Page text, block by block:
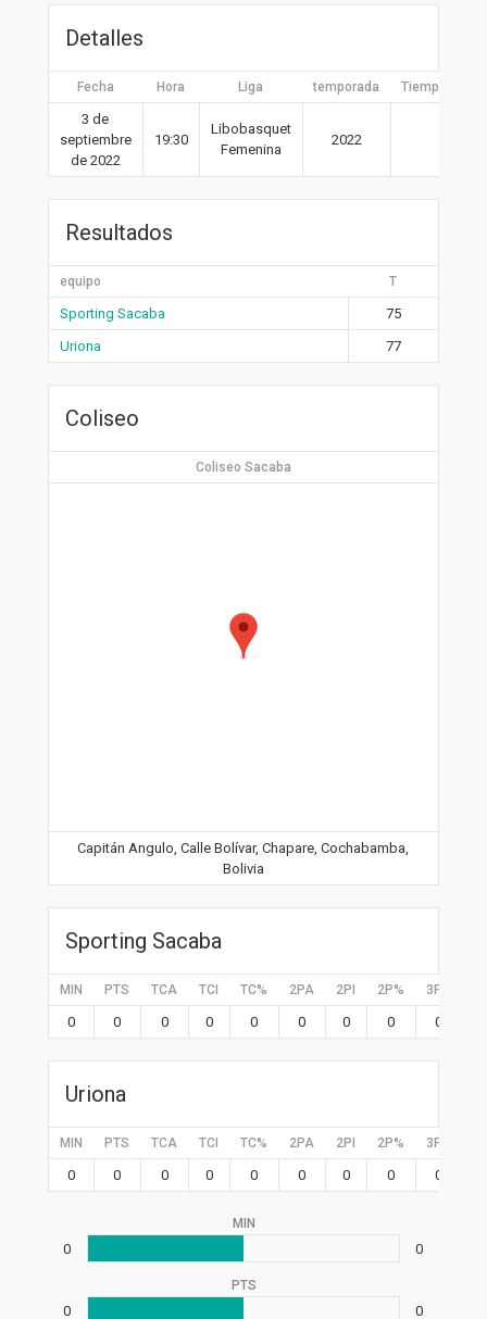
Detalles
Fecha Hora Liga temporada Tiempo
3 de
septiembre
de 2022
19:30
Libobasquet
Femenina
2022
Resultados
equipo T
Sporting Sacaba
75
Uriona
77
Coliseo
Coliseo Sacaba
Capitán Angulo, Calle Bolívar, Chapare, Cochabamba,
Bolivia
Sporting Sacaba
MIN PTS TCA TCI TC% 2PA 2PI 2P% 3PA
0 0 0 0 0 0 0 0 0
Uriona
MIN PTS TCA TCI TC% 2PA 2PI 2P% 3PA
0 0 0 0 0 0 0 0 0
MIN
0 0
PTS
0 0